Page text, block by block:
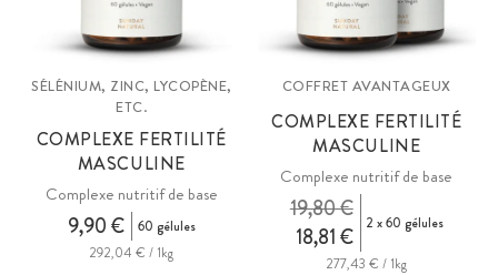
SÉLÉNIUM, ZINC, LYCOPÈNE,
ETC.
COMPLEXE FERTILITÉ
MASCULINE
Complexe nutritif de base
9,90 €
60 gélules
292,04 € / 1kg
COFFRET AVANTAGEUX
COMPLEXE FERTILITÉ
MASCULINE
Complexe nutritif de base
18,81 €
19,80 € 2 x 60 gélules
277,43 € / 1kg